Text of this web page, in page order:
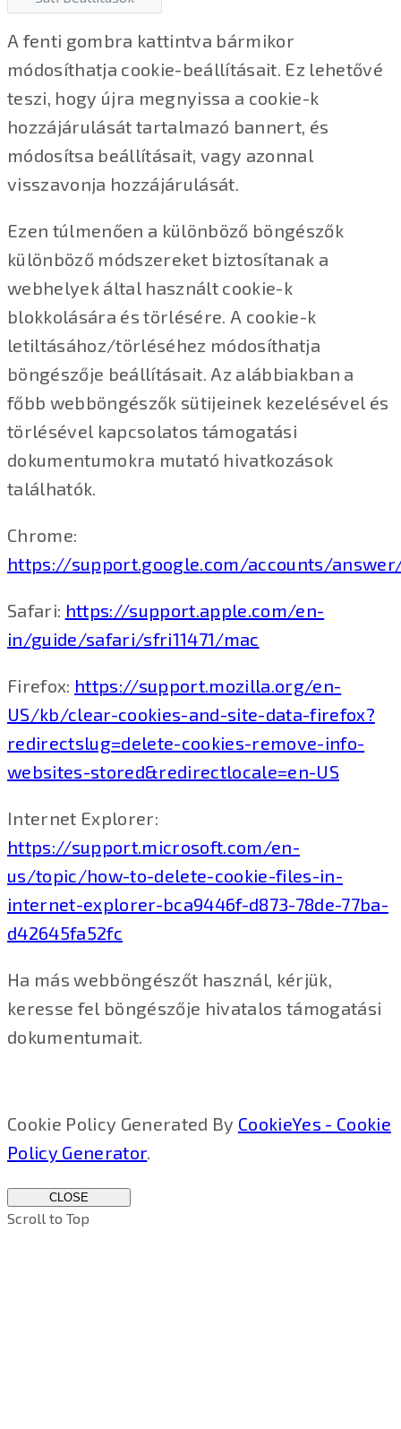
A fenti gombra kattintva bármikor
módosíthatja cookie-beállításait. Ez lehetővé
teszi, hogy újra megnyissa a cookie-k
hozzájárulását tartalmazó bannert, és
módosítsa beállításait, vagy azonnal
visszavonja hozzájárulását.
Ezen túlmenően a különböző böngészők
különböző módszereket biztosítanak a
webhelyek által használt cookie-k
blokkolására és törlésére. A cookie-k
letiltásához/törléséhez módosíthatja
böngészője beállításait. Az alábbiakban a
főbb webböngészők sütijeinek kezelésével és
törlésével kapcsolatos támogatási
dokumentumokra mutató hivatkozások
találhatók.
Chrome:
https://support.google.com/accounts/
Safari: https://support.apple.com/en-
in/guide/safari/sfri11471/mac
Firefox: https://support.mozilla.org/en-
US/kb/clear-cookies-and-site-data-firefox?
redirectslug=delete-cookies-remove-info-
websites-stored&redirectlocale=en-US
Internet Explorer:
https://support.microsoft.com/en-
us/topic/how-to-delete-cookie-files-in-
internet-explorer-bca9446f-d873-78de-77ba-
d42645fa52fc
Ha más webböngészőt használ, kérjük,
keresse fel böngészője hivatalos támogatási
dokumentumait.
Cookie Policy Generated By CookieYes - Cookie
Policy Generator.
CLOSE
Scroll to Top